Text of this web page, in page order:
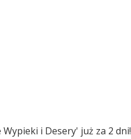
i Desery' już za 2 dni!